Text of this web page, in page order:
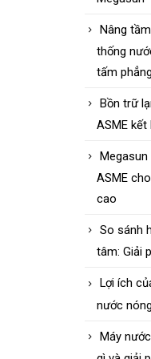
Nâng
thống
tấm
Bồn trữ
ASME kết
ASME
cao
So sánh
tâm: Giải
Lợi ích
nước
Máy